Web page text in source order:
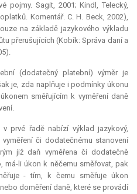
pojmy. Sagit, 2001; Kindl, Telecký,
Komentář. C. H. Beck, 2002),
na základě jazykového výkladu
přerušujících (Kobík: Správa daní a
(dodatečný platební) výměr je
je, zda naplňuje i podmínky úkonu
směřujícím k vyměření daně
prvé řadě nabízí výklad jazykový,
či dodatečnému stanovení
již daň vyměřena či dodatečně
má-li úkon k něčemu směřovat, pak
- tím, k čemu směřuje úkon
doměření daně, které se provádí